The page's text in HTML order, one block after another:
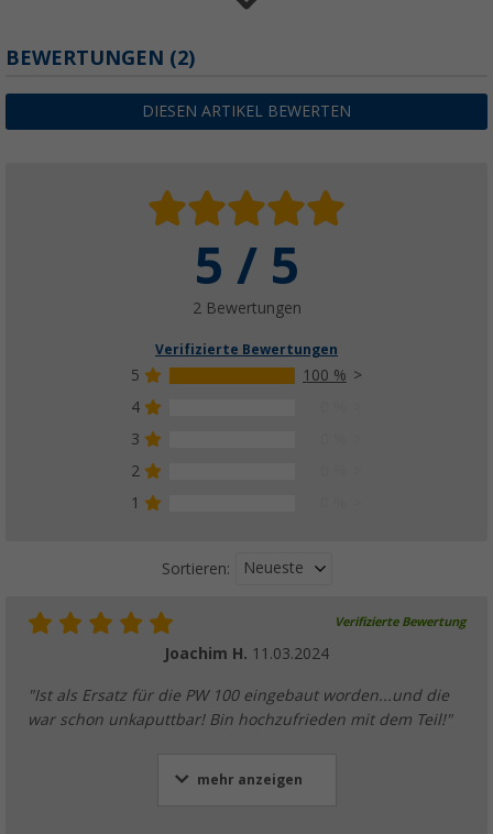
Weitere Ausführungen erhältlich
Dometic Rainprotect Seitenwand
(2)
ab233,00€UVP
Dometic Rain Protect Front Vorderwand,
Vorderwand
ab
127,00€ UVP 155,- €
BEWERTUNGEN (2)
DIESEN ARTIKEL BEWERTEN
5 / 5
2 Bewertungen
Verifizierte Bewertungen
5
100 %
4
3
2
1
Sortieren: Neueste
Verifizierte Bewertung
Joachim H. 11.03.2024
"Ist als Ersatz für die PW 100 eingebaut worden...und die
war schon unkaputtbar! Bin hochzufrieden mit dem Teil!"
mehr anzeigen